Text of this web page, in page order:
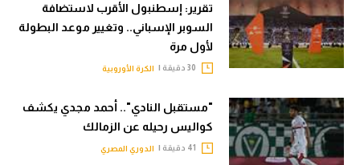
تقرير: إسطنبول الأقرب لاستضافة
السوبر الإسباني.. وتغيير موعد البطولة
لأول مرة
الكرة الأوروبية
"مستقبل النادي".. أحمد مجدي يكشف
كواليس رحيله عن الزمالك
الدوري المصري